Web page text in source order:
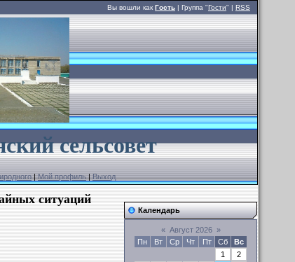
Вы вошли как Гость | Группа "Гости" | RSS
сельсовет
|Мой профиль|Выход
ситуаций
Календарь
« Август 2026 »
Пн
Вт Ср Чт Пт Сб
Вс
1
2